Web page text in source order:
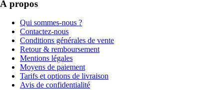
À propos
Qui sommes-nous ?
Contactez-nous
Conditions générales de vente
Retour & remboursement
Mentions légales
Moyens de paiement
Tarifs et options de livraison
Avis de confidentialité